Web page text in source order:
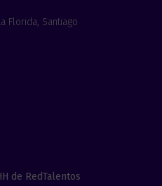
Florida, Santiago
de RedTalentos